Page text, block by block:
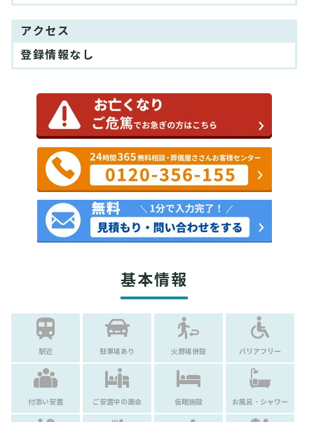
アクセス
登録情報なし
基本情報
駅近 駐車場あり 火葬場併設 バリアフリー
付添い安置 ご安置中の面会 仮眠施設 お風呂・シャワー